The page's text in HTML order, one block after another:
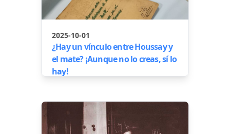
2025-10-01
¿Hay un vínculo entre Houssay y
el mate? ¡Aunque no lo creas, sí lo
hay!